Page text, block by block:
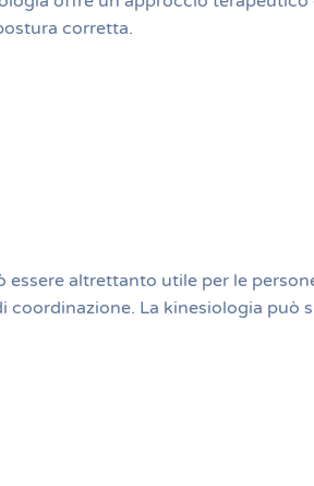
corretta.
essere altrettanto utile per le
La kinesiologia